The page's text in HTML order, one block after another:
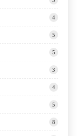
4
5
5
3
4
5
8